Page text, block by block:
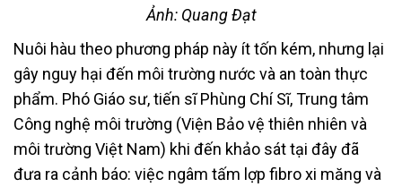
Ảnh: Quang Đạt
Nuôi hàu theo phương pháp này ít tốn kém, nhưng lại
gây nguy hại đến môi trường nước và an toàn thực
phẩm. Phó Giáo sư, tiến sĩ Phùng Chí Sĩ, Trung tâm
Công nghệ môi trường (Viện Bảo vệ thiên nhiên và
môi trường Việt Nam) khi đến khảo sát tại đây đã
đưa ra cảnh báo: việc ngâm tấm lợp fibro xi măng và